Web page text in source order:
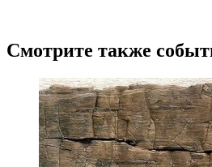
Смотрите также